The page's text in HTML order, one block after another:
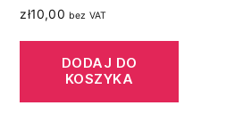
zł10,00 bez VAT
DODAJ DO
KOSZYKA